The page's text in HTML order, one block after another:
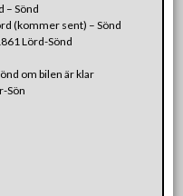
– Sönd
(kommer sent) – Sönd
Lörd-Sönd
om bilen är klar
Sön